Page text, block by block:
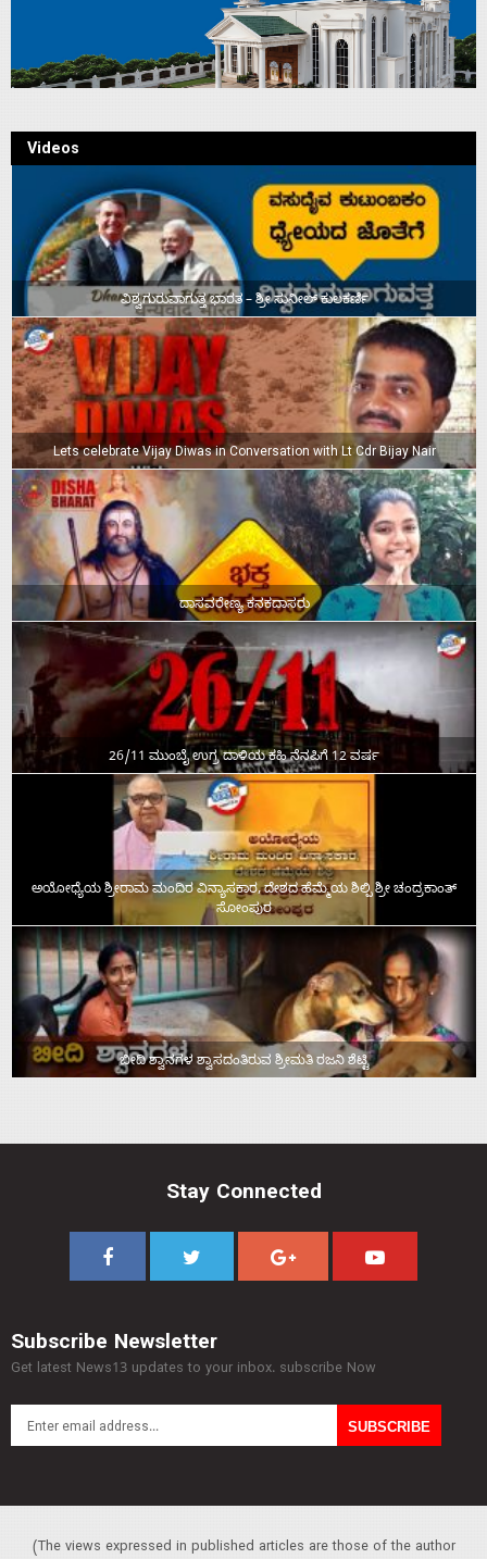
Videos
ವಿಶ್ವಗುರುವಾಗುತ್ತ ಭಾರತ – ಶ್ರೀ ಸುನೀಲ್‌ ಕುಲಕರ್ಣಿ
Lets celebrate Vijay Diwas in Conversation with Lt Cdr Bijay Nair
ದಾಸವರೇಣ್ಯ ಕನಕದಾಸರು
26/11 ಮುಂಬೈ ಉಗ್ರ ದಾಳಿಯ ಕಹಿ ನೆನಪಿಗೆ 12 ವರ್ಷ
ಅಯೋಧ್ಯೆಯ ಶ್ರೀರಾಮ ಮಂದಿರ ವಿನ್ಯಾಸಕಾರ, ದೇಶದ ಹೆಮ್ಮೆಯ ಶಿಲ್ಪಿ ಶ್ರೀ ಚಂದ್ರಕಾಂತ್‌
ಸೋಂಪುರ
ಬೀದಿ ಶ್ವಾನಗಳ ಶ್ವಾಸದಂತಿರುವ ಶ್ರೀಮತಿ ರಜನಿ ಶೆಟ್ಟಿ
Stay Connected
Subscribe Newsletter
Get latest News13 updates to your inbox. subscribe Now
(The views expressed in published articles are those of the author